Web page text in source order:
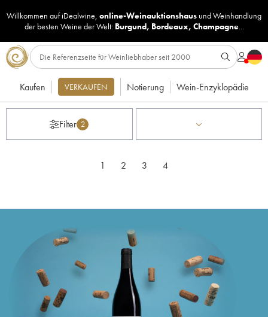
Willkommen auf iDealwine, online-Weinauktionshaus undWeinhandlung
der besten Weine der Welt: Burgund, Bordeaux, Champagne...
Kaufen VERKAUFEN Notierung Wein-Enzyklopädie
Filter 2
1 2 3 4